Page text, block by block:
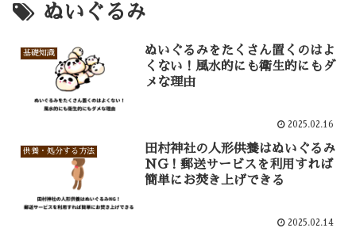
ぬいぐるみ
基礎知識
ぬいぐるみをたくさん置くのはよ
くない！風水的にも衛生的にもダ
メな理由
2025.02.16
供養・処分する方法
田村神社の人形供養はぬいぐるみ
NG！郵送サービスを利用すれば
簡単にお焚き上げできる
2025.02.14